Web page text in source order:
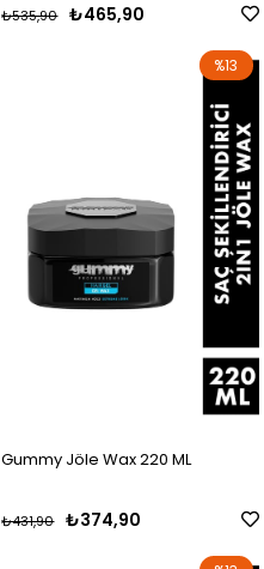
₺465,90
₺535,90
Gummy Jöle Wax 220 ML
₺374,90
₺431,90
%13